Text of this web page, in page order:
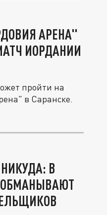
АРЕНА"
ИОРДАНИИ
пройти на
в Саранске.
В